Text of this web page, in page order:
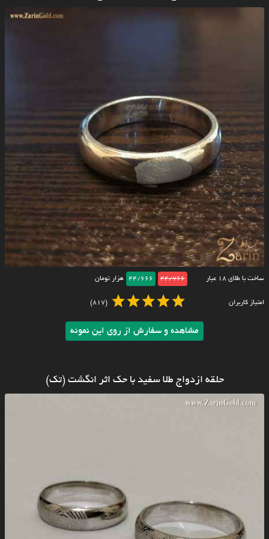
ساخت با طلای ۱۸ عیار 44/766
44/666 هزار تومان
امتیاز کاربران (817)
مشاهده و سفارش از روی این نمونه
حلقه ازدواج طلا سفید با حک اثر انگشت (تک)